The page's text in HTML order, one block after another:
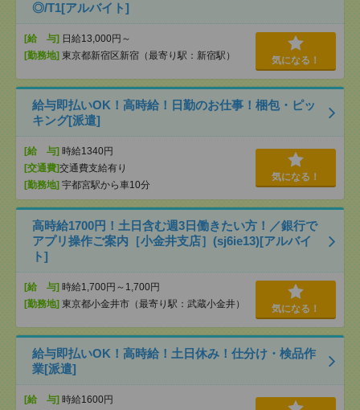
◎/T1[アルバイト]
[給 与] 日給13,000円～
[勤務地] 東京都新宿区新宿（最寄り駅：新宿駅） 気になる！
給与即払いOK！高時給！日勤のお仕事！梱包・ピッ
キング[派遣]
[給 与] 時給1340円
[交通費]交通費支給有り
[勤務地] 宇都宮駅から車10分
気になる！
高時給1700円！土日含む週3日働きたい方！／銀行で
アプリ操作ご案内［小金井支店］(sj6ie13)[アルバイ
ト]
[給 与] 時給1,700円～1,700円
[勤務地] 東京都小金井市（最寄り駅：武蔵小金井） 気になる！
給与即払いOK！高時給！土日休み！仕分け・検品作
業[派遣]
[給 与] 時給1600円